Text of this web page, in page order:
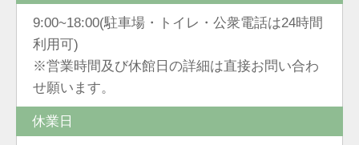
9:00~18:00(駐車場・トイレ・公衆電話は24時間
利用可)
※営業時間及び休館日の詳細は直接お問い合わ
せ願います。
休業日